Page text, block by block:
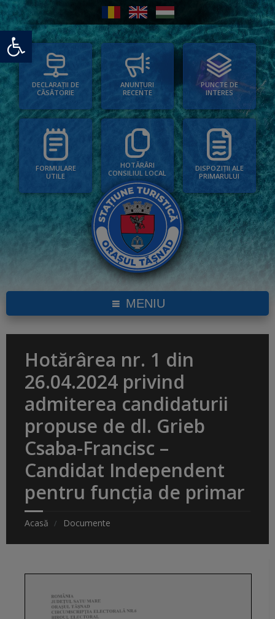
Deschide bara de unelte
DECLARAȚII DE
CĂSĂTORIE
ANUNȚURI
RECENTE
PUNCTE DE
INTERES
FORMULARE
UTILE
HOTĂRÂRI
CONSILIUL LOCAL
DISPOZIȚII ALE
PRIMARULUI
MENIU
Hotărârea nr. 1 din
26.04.2024 privind
admiterea candidaturii
propuse de dl. Grieb
Csaba-Francisc –
Candidat Independent
pentru funcția de primar
Acasă Documente